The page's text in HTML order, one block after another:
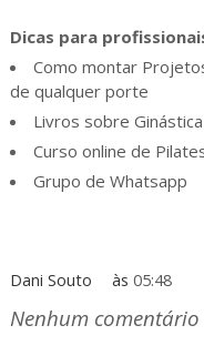
Dicas para
Como montar
de qualquer porte
Livros sobre
Curso online de
Grupo de Whatsapp
Dani Souto às05:48
Nenhum comentário